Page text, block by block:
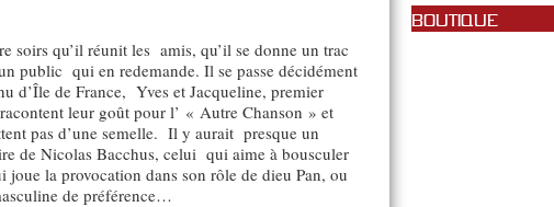
BOUTIQUE
soirs qu’il réunit les amis, qu’il se donne un trac
public qui en redemande. Il se passe décidément
d’Île de France, Yves et Jacqueline, premier
leur goût pour l’ « Autre Chanson » et
pas d’une semelle. Il y aurait presque un
de Nicolas Bacchus, celui qui aime à bousculer
la provocation dans son rôle de dieu Pan, ou
de préférence…